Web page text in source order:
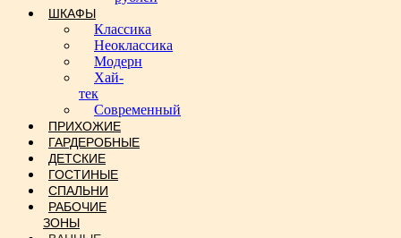
ШКАФЫ
Классика
Неоклассика
Модерн
Хай-
тек
Современный
ПРИХОЖИЕ
ГАРДЕРОБНЫЕ
ДЕТСКИЕ
ГОСТИНЫЕ
СПАЛЬНИ
РАБОЧИЕ
ЗОНЫ